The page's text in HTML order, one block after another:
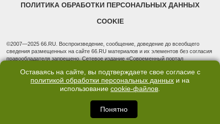
ПОЛИТИКА ОБРАБОТКИ ПЕРСОНАЛЬНЫХ ДАННЫХ
COOKIE
©2007—2025 66.RU. Воспроизведение, сообщение, доведение до всеобщего
сведения размещенных на сайте 66.RU материалов и их элементов без согласия
правообладателя запрещено. Сетевое издание «Современный портал
надзору в сфере связи, информационных технологий и массовых коммуникаций
(Роскомнадзор). Регистрационный номер ЭЛ № ФС 77 - 76634 от 02.09.2019
Учредитель: Общество с ограниченной ответственностью "66.ру". Юридический
3, оф. 7015 Фактический адрес редакции и отдела продаж: 620014, Свердловская
обл., г. Екатеринбург, ул. Бориса Ельцина, д. 3, оф. 7015, +7 (343) 288-50-66
info@news.66.ru Главный редактор: Шлыков Д.В.
Оставаясь на сайте, вы подтверждаете свое согласие с
политикой обработки персональных данных и на
использование cookie-файлов.
Понятно